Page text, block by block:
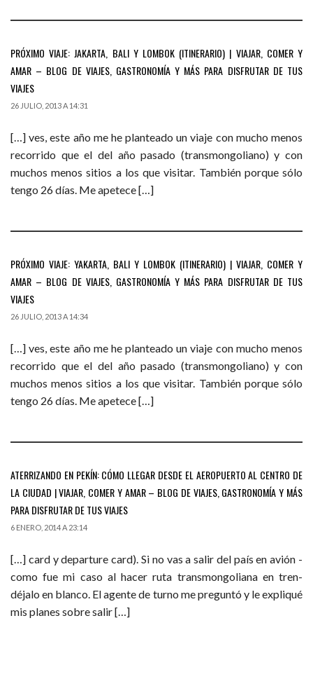
PRÓXIMO VIAJE: JAKARTA, BALI Y LOMBOK (ITINERARIO) | VIAJAR, COMER Y
AMAR – BLOG DE VIAJES, GASTRONOMÍA Y MÁS PARA DISFRUTAR DE TUS
VIAJES
26 JULIO, 2013 A 14:31
[…] ves, este año me he planteado un viaje con mucho menos
recorrido que el del año pasado (transmongoliano) y con
muchos menos sitios a los que visitar. También porque sólo
tengo 26 días. Me apetece […]
PRÓXIMO VIAJE: YAKARTA, BALI Y LOMBOK (ITINERARIO) | VIAJAR, COMER Y
AMAR – BLOG DE VIAJES, GASTRONOMÍA Y MÁS PARA DISFRUTAR DE TUS
VIAJES
26 JULIO, 2013 A 14:34
[…] ves, este año me he planteado un viaje con mucho menos
recorrido que el del año pasado (transmongoliano) y con
muchos menos sitios a los que visitar. También porque sólo
tengo 26 días. Me apetece […]
ATERRIZANDO EN PEKÍN: CÓMO LLEGAR DESDE EL AEROPUERTO AL CENTRO DE
LA CIUDAD | VIAJAR, COMER Y AMAR – BLOG DE VIAJES, GASTRONOMÍA Y MÁS
PARA DISFRUTAR DE TUS VIAJES
6 ENERO, 2014 A 23:14
[…] card y departure card). Si no vas a salir del país en avión -
como fue mi caso al hacer ruta transmongoliana en tren-
déjalo en blanco. El agente de turno me preguntó y le expliqué
mis planes sobre salir […]